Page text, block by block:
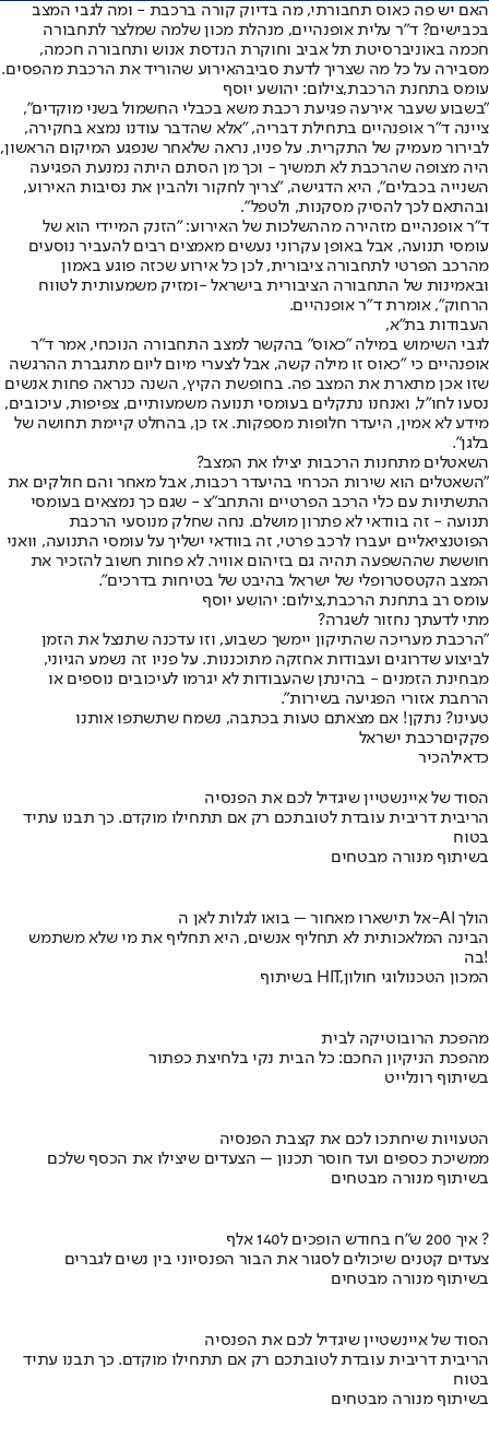
האם יש פה כאוס תחבורתי, מה בדיוק קורה ברכבת - ומה לגבי המצב
בכבישים? ד"ר עלית אופנהיים, מנהלת מכון שלמה שמלצר לתחבורה
חכמה באוניברסיטת תל אביב וחוקרת הנדסת אנוש ותחבורה חכמה,
מסבירה על כל מה שצריך לדעת סביבהאירוע שהוריד את הרכבת מהפסים.
עומס בתחנת הרכבת,צילום: יהושע יוסף
״בשבוע שעבר אירעה פגיעת רכבת משא בכבלי החשמול בשני מוקדים",
ציינה ד״ר אופנהיים בתחילת דבריה, "אלא שהדבר עודנו נמצא בחקירה,
לבירור מעמיק של התקרית. על פניו, נראה שלאחר שנפגע המיקום הראשון,
היה מצופה שהרכבת לא תמשיך - וכך מן הסתם היתה נמנעת הפגיעה
השנייה בכבלים״, היא הדגישה, "צריך לחקור ולהבין את נסיבות האירוע,
ובהתאם לכך להסיק מסקנות, ולטפל".
ד"ר אופנהיים מזהירה מההשלכות של האירוע: "הזנק המיידי הוא של
עומסי תנועה, אבל באופן עקרוני נעשים מאמצים רבים להעביר נוסעים
מהרכב הפרטי לתחבורה ציבורית, לכן כל אירוע שכזה פוגע באמון
ובאמינות של התחבורה הציבורית בישראל -ומזיק משמעותית לטווח
הרחוק", אומרת ד״ר אופנהיים.
העבודות בת"א,
לגבי השימוש במילה "כאוס" בהקשר למצב התחבורה הנוכחי, אמר ד"ר
אופנהיים כי "כאוס זו מילה קשה, אבל לצערי מיום ליום מתגברת ההרגשה
שזו אכן מתארת את המצב פה. בחופשת הקיץ, השנה כנראה פחות אנשים
נסעו לחו"ל, ואנחנו נתקלים בעומסי תנועה משמעותיים, צפיפות, עיכובים,
מידע לא אמין, היעדר חלופות מספקות. אז כן, בהחלט קיימת תחושה של
בלגן".
השאטלים מתחנות הרכבות יצילו את המצב?
״השאטלים הוא שירות הכרחי בהיעדר רכבות, אבל מאחר והם חולקים את
התשתיות עם כלי הרכב הפרטיים והתחב״צ - שגם כך נמצאים בעומסי
תנועה - זה בוודאי לא פתרון מושלם. נחה שחלק מנוסעי הרכבת
הפוטנציאליים יעברו לרכב פרטי, זה בוודאי ישליך על עומסי התנועה, וואני
חוששת שההשפעה תהיה גם בזיהום אוויר. לא פחות חשוב להזכיר את
המצב הקטסטרופלי של ישראל בהיבט של בטיחות בדרכים״.
עומס רב בתחנת הרכבת,צילום: יהושע יוסף
מתי לדעתך נחזור לשגרה?
״הרכבת מעריכה שהתיקון יימשך כשבוע, וזו עדכנה שתנצל את הזמן
לביצוע שדרוגים ועבודות אחזקה מתוכננות. על פניו זה נשמע הגיוני,
מבחינת הזמנים - בהינתן שהעבודות לא יגרמו לעיכובים נוספים או
הרחבת אזורי הפגיעה בשירות״.
טעינו? נתקן! אם מצאתם טעות בכתבה, נשמח שתשתפו אותנו
פקקיםרכבת ישראל
כדאילהכיר
הסוד של איינשטיין שיגדיל לכם את הפנסיה
הריבית דריבית עובדת לטובתכם רק אם תתחילו מוקדם. כך תבנו עתיד
בטוח
בשיתוף מנורה מבטחים
אל תישארו מאחור – בואו לגלות לאן ה-AI הולך
הבינה המלאכותית לא תחליף אנשים, היא תחליף את מי שלא משתמש
בה!
בשיתוף HIT,המכון הטכנולוגי חולון
מהפכת הרובוטיקה לבית
מהפכת הניקיון החכם: כל הבית נקי בלחיצת כפתור
בשיתוף רונלייט
הטעויות שיחתכו לכם את קצבת הפנסיה
ממשיכת כספים ועד חוסר תכנון – הצעדים שיצילו את הכסף שלכם
בשיתוף מנורה מבטחים
איך 200 ש"ח בחודש הופכים ל140 אלף ?
צעדים קטנים שיכולים לסגור את הבור הפנסיוני בין נשים לגברים
בשיתוף מנורה מבטחים
הסוד של איינשטיין שיגדיל לכם את הפנסיה
הריבית דריבית עובדת לטובתכם רק אם תתחילו מוקדם. כך תבנו עתיד
בטוח
בשיתוף מנורה מבטחים